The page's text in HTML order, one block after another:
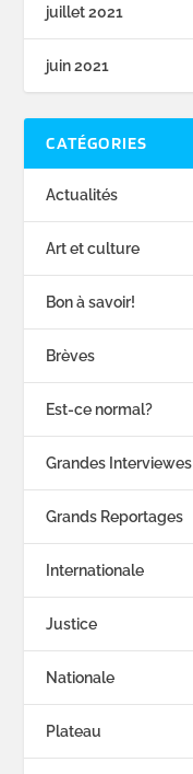
juillet 2021
juin 2021
CATÉGORIES
Actualités
Art et culture
Bon à savoir!
Brèves
Est-ce normal?
Grandes Interviewes
Grands Reportages
Internationale
Justice
Nationale
Plateau